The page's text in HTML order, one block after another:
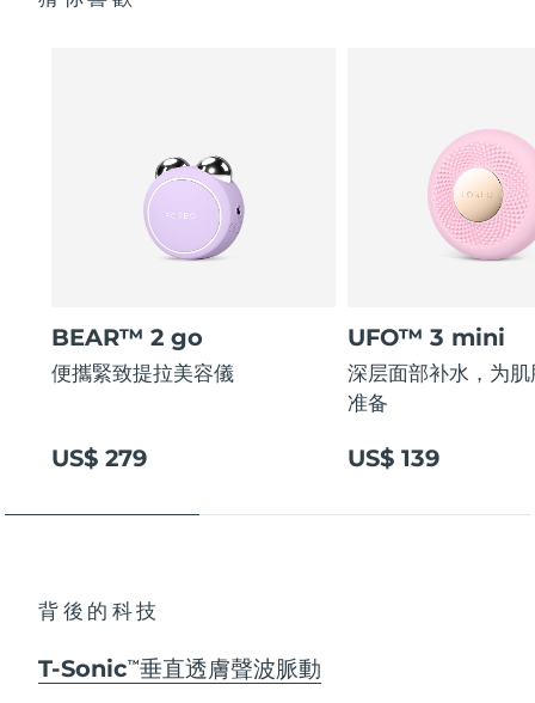
BEAR™ 2 go
便攜緊致提拉美容儀
US$ 279
UFO™ 3 mini
深层面部补水，为
准备
US$ 139
背後的科技
T-SonicTM 垂直透膚聲波脈動